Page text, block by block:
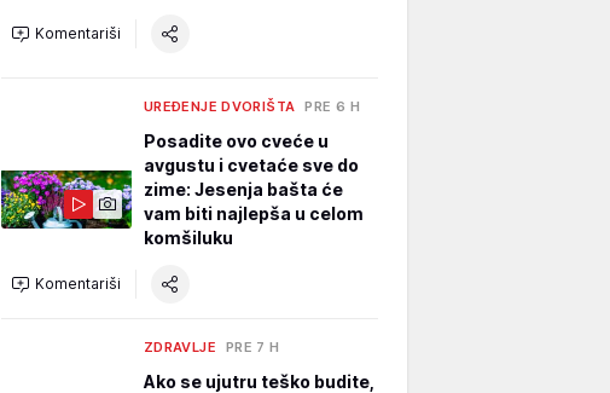
Komentariši
UREĐENJE DVORIŠTA PRE 6 H
Posadite ovo cveće u
avgustu i cvetaće sve do
zime: Jesenja bašta će
vam biti najlepša u celom
komšiluku
Komentariši
ZDRAVLJE PRE 7 H
Ako se ujutru teško budite,